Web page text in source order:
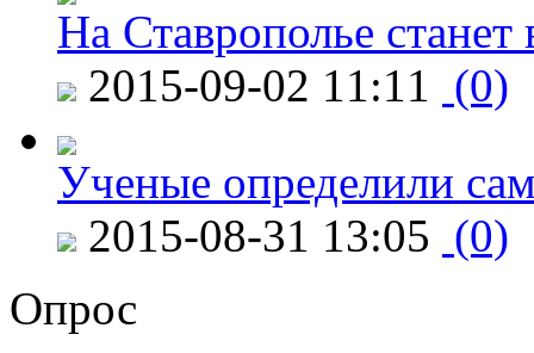
На Ставрополье
2015-09-02 11:11 (0)
Ученые определили
2015-08-31 13:05 (0)
Опрос